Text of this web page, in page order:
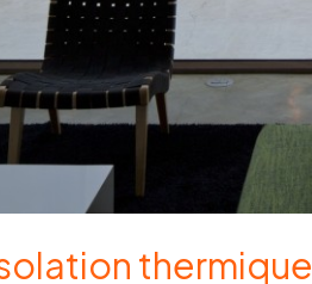
thermique